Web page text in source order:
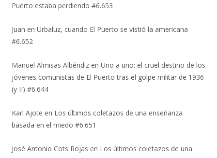
Puerto estaba perdiendo #6.653
Juan en Urbaluz, cuando El Puerto se vistió la americana
#6.652
Manuel Almisas Albéndiz en Uno a uno: el cruel destino de los
jóvenes comunistas de El Puerto tras el golpe militar de 1936
(y II) #6.644
Karl Ajote en Los últimos coletazos de una enseñanza
basada en el miedo #6.651
José Antonio Cots Rojas en Los últimos coletazos de una